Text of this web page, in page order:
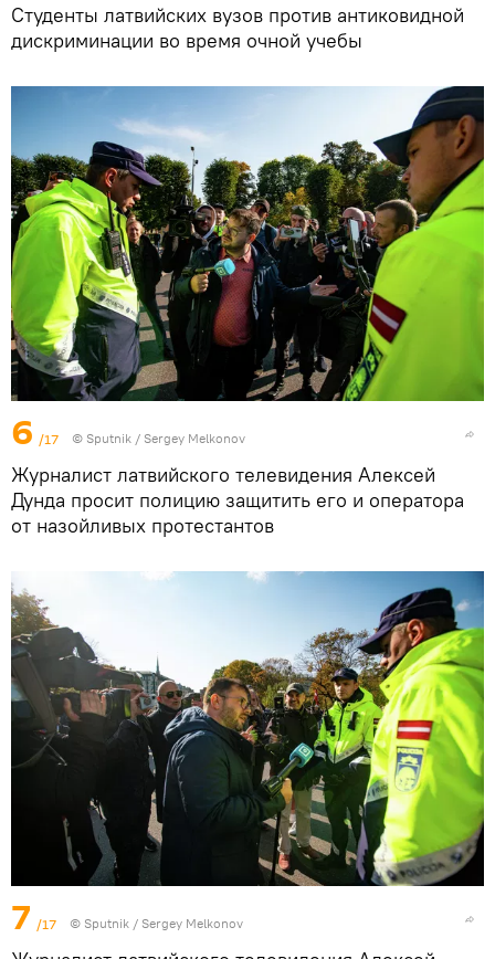
Студенты латвийских вузов против антиковидной
дискриминации во время очной учебы
6 /17 © Sputnik / Sergey Melkonov
Журналист латвийского телевидения Алексей
Дунда просит полицию защитить его и оператора
от назойливых протестантов
7 /17 © Sputnik / Sergey Melkonov